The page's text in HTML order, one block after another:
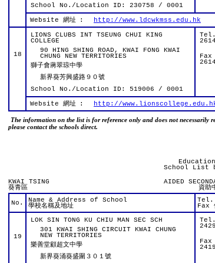
School No./Location ID: 230758 / 0001
Website 網址 : http://www.ldcwkmss.edu.hk
18
LIONS CLUBS INT TSEUNG CHUI KING
COLLEGE
90 HING SHING ROAD, KWAI FONG KWAI
CHUNG NEW TERRITORIES
獅子會蔣翠琼中學
新界葵芳興盛路９０號
School No./Location ID: 519006 / 0001
Fax
Website 網址 : http://
The information on the list is for reference only and does not
please contact the schools direct.
School List
KWAI TSING
葵青區
AIDED
資助
No.
Name & Address of School
學校名稱及地址
Tel.
Fax
19
LOK SIN TONG KU CHIU MAN SEC SCH
301 KWAI SHING CIRCUIT KWAI CHUNG
NEW TERRITORIES
樂善堂顧超文中學
新界葵涌葵盛圍３０１號
Fax